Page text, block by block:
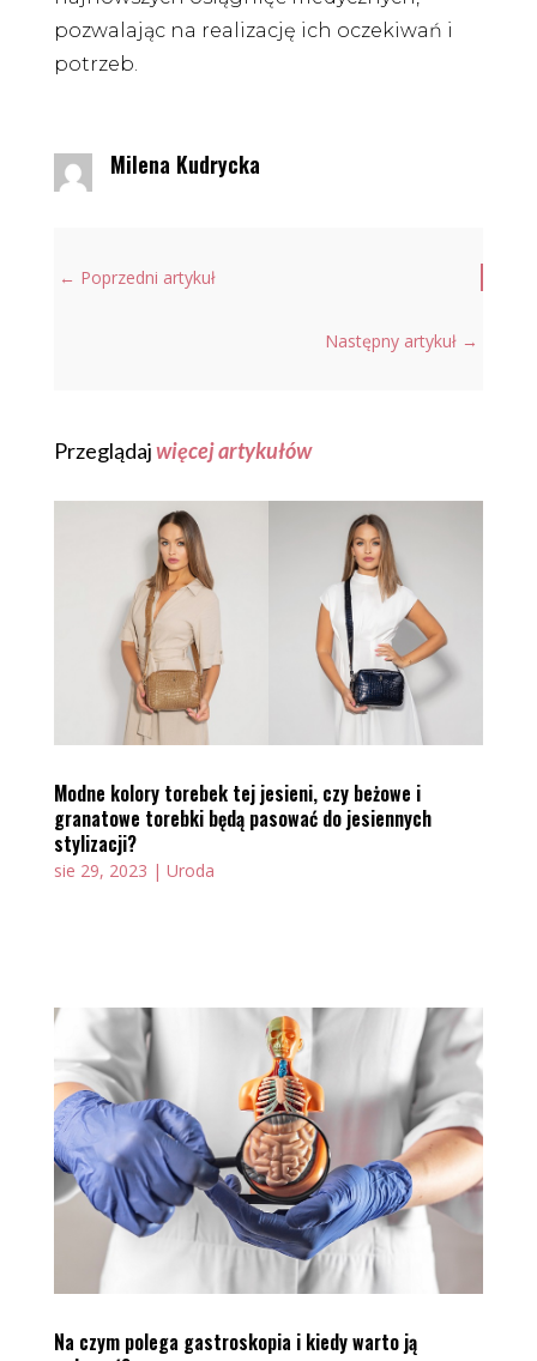
pozwalając na realizację ich oczekiwań i
potrzeb.
Milena Kudrycka
← Poprzedni artykuł
Następny artykuł→
Przeglądajwięcej artykułów
Modne kolory torebek tej jesieni, czy beżowe i
granatowe torebki będą pasować do jesiennych
stylizacji?
sie 29, 2023 | Uroda
Na czym polega gastroskopia i kiedy warto ją